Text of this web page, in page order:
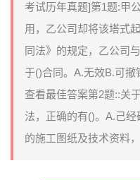
考试历年真题]第1题:甲
用，乙公司却将该塔式
同法》的规定，乙公司
于()合同。A.无效B.可
查看最佳答案第2题::关
法，正确的有()。A.己
的施工图纸及技术资料